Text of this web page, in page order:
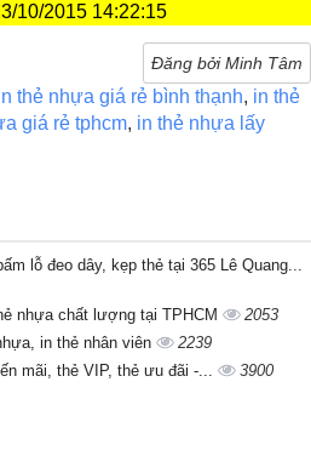
10/2015 14:22:15
Đăng bởi Minh Tâm
thẻ nhựa giá rẻ bình thạnh, in thẻ
giá rẻ tphcm, in thẻ nhựa lấy
lỗ đeo dây, kẹp thẻ tại 365 Lê Quang...
nhựa chất lượng tại TPHCM
2053
in thẻ nhân viên
2239
mãi, thẻ VIP, thẻ ưu đãi -... 3900